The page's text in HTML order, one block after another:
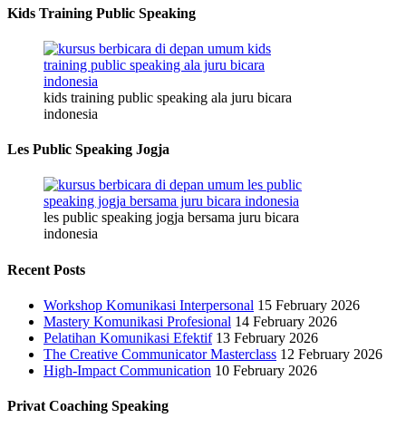
Kids Training Public Speaking
kids training public speaking ala juru bicara
indonesia
Les Public Speaking Jogja
les public speaking jogja bersama juru bicara
indonesia
Recent Posts
Workshop Komunikasi Interpersonal 15 February 2026
Mastery Komunikasi Profesional 14 February 2026
Pelatihan Komunikasi Efektif 13 February 2026
The Creative Communicator Masterclass 12 February 2026
High-Impact Communication 10 February 2026
Privat Coaching Speaking